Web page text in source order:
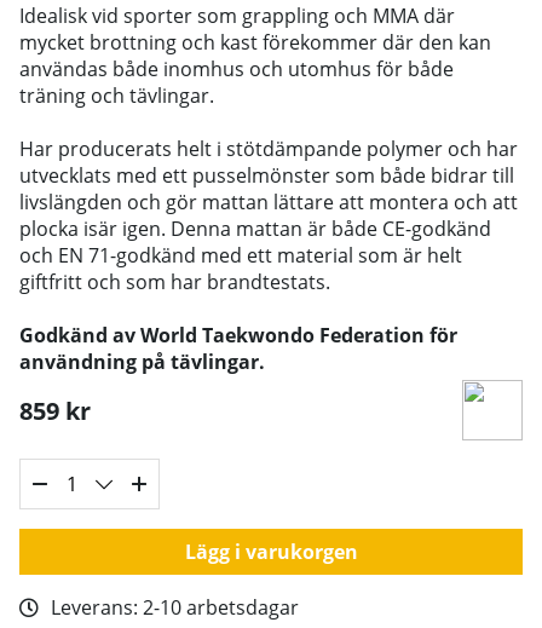
Idealisk vid sporter som grappling och MMA där
mycket brottning och kast förekommer där den kan
användas både inomhus och utomhus för både
träning och tävlingar.
Har producerats helt i stötdämpande polymer och har
utvecklats med ett pusselmönster som både bidrar till
livslängden och gör mattan lättare att montera och att
plocka isär igen. Denna mattan är både CE-godkänd
och EN 71-godkänd med ett material som är helt
giftfritt och som har brandtestats.
Godkänd av World Taekwondo Federation för
användning på tävlingar.
859 kr
Lägg i varukorgen
Leverans: 2-10 arbetsdagar